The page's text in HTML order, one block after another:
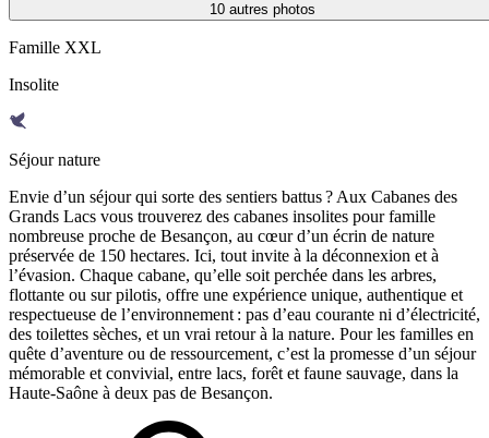
10autres photos
Famille XXL
Insolite
Séjour nature
Envie d’un séjour qui sorte des sentiers battus ? Aux Cabanes des
Grands Lacs vous trouverez des cabanes insolites pour famille
nombreuse proche de Besançon, au cœur d’un écrin de nature
préservée de 150 hectares. Ici, tout invite à la déconnexion et à
l’évasion. Chaque cabane, qu’elle soit perchée dans les arbres,
flottante ou sur pilotis, offre une expérience unique, authentique et
respectueuse de l’environnement : pas d’eau courante ni d’électricité,
des toilettes sèches, et un vrai retour à la nature. Pour les familles en
quête d’aventure ou de ressourcement, c’est la promesse d’un séjour
mémorable et convivial, entre lacs, forêt et faune sauvage, dans la
Haute-Saône à deux pas de Besançon.